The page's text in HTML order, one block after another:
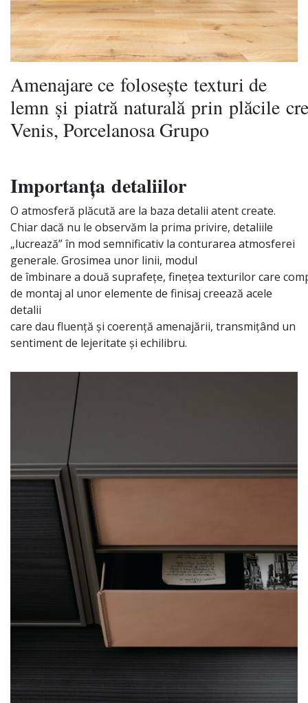
Amenajare ce folosește texturi de
lemn și piatră naturală prin plăcile
Venis, Porcelanosa Grupo
Importanța detaliilor
O atmosferă plăcută are la baza detalii atentcreate.
Chiardacă nu le observăm la prima privire, detaliile
„lucrează”în mod semnificativ la conturarea atmosferei
generale. Grosimea unor linii, modul
de îmbinare a două suprafețe, finețea texturilorcare
de montaj al unor elemente de finisaj creează acele
detalii
care dau fluență și coerență amenajării, transmițând un
sentiment de lejeritate și echilibru.